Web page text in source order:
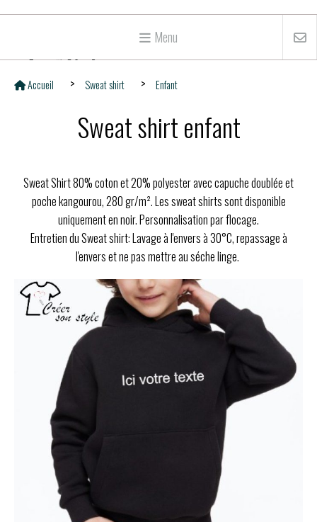
Menu
Accueil Sweat shirt Enfant
Sweat shirt enfant
Sweat Shirt 80% coton et 20% polyester avec capuche doublée et
poche kangourou, 280 gr/m². Les sweat shirts sont disponible
uniquement en noir. Personnalisation par flocage.
Entretien du Sweat shirt: Lavage à l'envers à 30°C, repassage à
l'envers et ne pas mettre au séche linge.